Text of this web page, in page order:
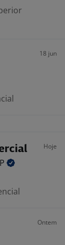
18 jun
Hoje
Ontem